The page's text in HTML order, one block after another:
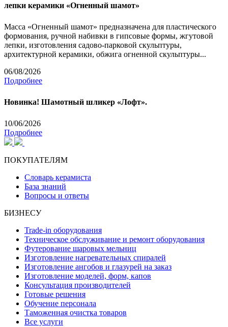
лепки керамики «Огненный шамот»
Масса «Огненный шамот» предназначена для пластического
формования, ручной набивки в гипсовые формы, жгутовой
лепки, изготовления садово-парковой скульптуры,
архитектурной керамики, обжига огненной скульптуры...
06/08/2026
Подробнее
Новинка! Шамотный шликер «Лофт».
10/06/2026
Подробнее
ПОКУПАТЕЛЯМ
Словарь керамиста
База знаний
Вопросы и ответы
БИЗНЕСУ
Trade-in оборудования
Техническое обслуживание и ремонт оборудования
Футерование шаровых мельниц
Изготовление нагревательных спиралей
Изготовление ангобов и глазурей на заказ
Изготовление моделей, форм, капов
Консультация производителей
Готовые решения
Обучение персонала
Таможенная очистка товаров
Все услуги